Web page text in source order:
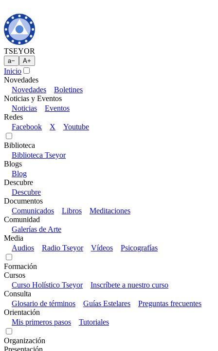
TSEYOR
a− A+
Inicio
Novedades
Novedades
Boletines
Noticias y Eventos
Noticias
Eventos
Redes
Facebook
X Youtube
Biblioteca
Biblioteca Tseyor
Blogs
Blog
Descubre
Descubre
Documentos
Comunicados
Libros
Meditaciones
Comunidad
Galerías de Arte
Media
Audios
Radio Tseyor Vídeos Psicografías
Formación
Cursos
Curso Holístico Tseyor
Inscríbete a nuestro curso
Consulta
Glosario de términos
Guías Estelares
Preguntas frecuentes
Orientación
Mis primeros pasos
Tutoriales
Organización
Presentación